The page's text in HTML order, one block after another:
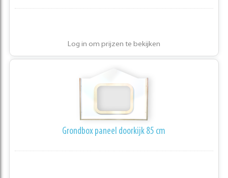
Log in om prijzen te bekijken
Grondbox paneel doorkijk 85 cm